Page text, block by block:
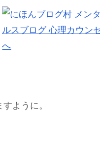
ように。